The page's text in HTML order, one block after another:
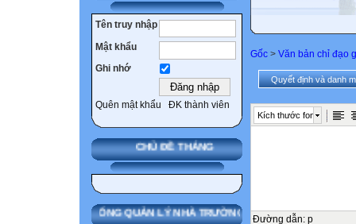
Tên truy nhập
Mật khẩu
Ghi nhớ
Quên mật khẩu ĐK thành viên
CHỦ ĐỀ THÁNG
SMAS HỆ THỐNG QUẢN LÝ NHÀ TRƯỜNG
Gốc > Văn bản chỉ đạo
Quyết định và danh
Kích thước font
Đường dẫn: p